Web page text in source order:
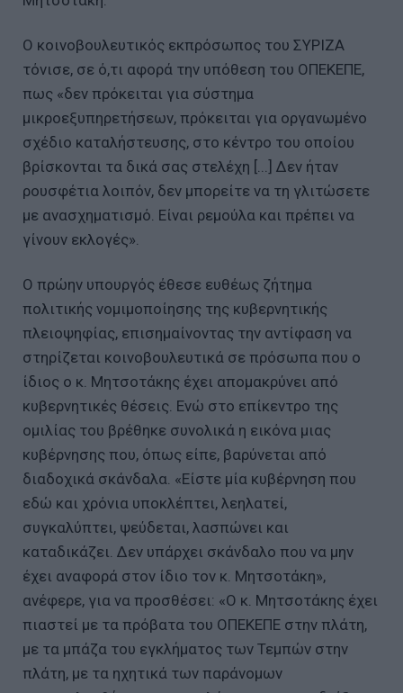
Ο κοινοβουλευτικός εκπρόσωπος του ΣΥΡΙΖΑ
τόνισε, σε ό,τι αφορά την υπόθεση του ΟΠΕΚΕΠΕ,
πως «δεν πρόκειται για σύστημα
μικροεξυπηρετήσεων, πρόκειται για οργανωμένο
σχέδιο καταλήστευσης, στο κέντρο του οποίου
βρίσκονται τα δικά σας στελέχη [...] Δεν ήταν
ρουσφέτια λοιπόν, δεν μπορείτε να τη γλιτώσετε
με ανασχηματισμό. Είναι ρεμούλα και πρέπει να
γίνουν εκλογές».
Ο πρώην υπουργός έθεσε ευθέως ζήτημα
πολιτικής νομιμοποίησης της κυβερνητικής
πλειοψηφίας, επισημαίνοντας την αντίφαση να
στηρίζεται κοινοβουλευτικά σε πρόσωπα που ο
ίδιος ο κ. Μητσοτάκης έχει απομακρύνει από
κυβερνητικές θέσεις. Ενώ στο επίκεντρο της
ομιλίας του βρέθηκε συνολικά η εικόνα μιας
κυβέρνησης που, όπως είπε, βαρύνεται από
διαδοχικά σκάνδαλα. «Είστε μία κυβέρνηση που
εδώ και χρόνια υποκλέπτει, λεηλατεί,
συγκαλύπτει, ψεύδεται, λασπώνει και
καταδικάζει. Δεν υπάρχει σκάνδαλο που να μην
έχει αναφορά στον ίδιο τον κ. Μητσοτάκη»,
ανέφερε, για να προσθέσει: «Ο κ. Μητσοτάκης έχει
πιαστεί με τα πρόβατα του ΟΠΕΚΕΠΕ στην πλάτη,
με τα μπάζα του εγκλήματος των Τεμπών στην
πλάτη, με τα ηχητικά των παράνομων